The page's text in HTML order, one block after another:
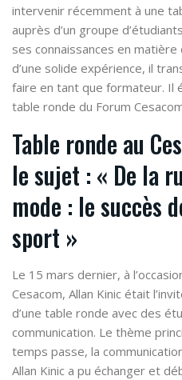
intervenir récemment à une
auprès d’un groupe
ses connaissances en
d’une solide expérience, il
faire en tant que formateur. Il
table ronde du Forum
Table ronde au
le sujet : « De la
mode : le succès
sport »
Le 15 mars dernier, à
Cesacom, Allan Kinic était
d’une table ronde avec des
communication. Le thème
temps passe, la
Allan Kinic a pu échanger et